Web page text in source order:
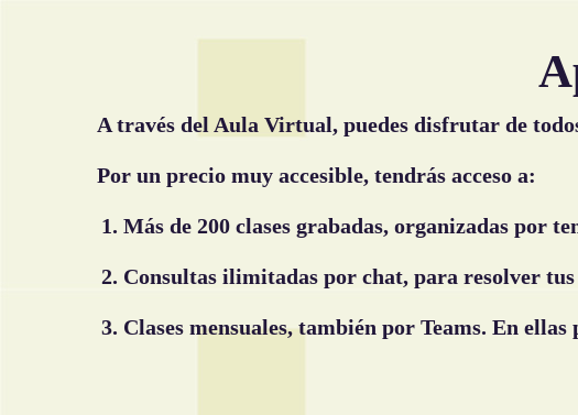
A través del Aula Virtual, puedes disfrutar de
Por un precio muy accesible, tendrás acceso a:
Más de 200 clases grabadas, organizadas por
Consultas ilimitadas por chat, para resolver tus
Clases mensuales, también por Teams. En